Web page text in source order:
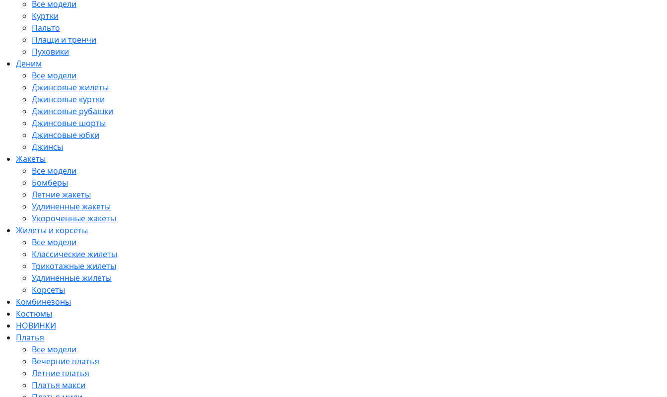
Все модели
Куртки
Пальто
Плащи и тренчи
Пуховики
Деним
Все модели
Джинсовые жилеты
Джинсовые куртки
Джинсовые рубашки
Джинсовые шорты
Джинсовые юбки
Джинсы
Жакеты
Все модели
Бомберы
Летние жакеты
Удлиненные жакеты
Укороченные жакеты
Жилеты и корсеты
Все модели
Классические жилеты
Трикотажные жилеты
Удлиненные жилеты
Корсеты
Комбинезоны
Костюмы
НОВИНКИ
Платья
Все модели
Вечерние платья
Летние платья
Платья макси